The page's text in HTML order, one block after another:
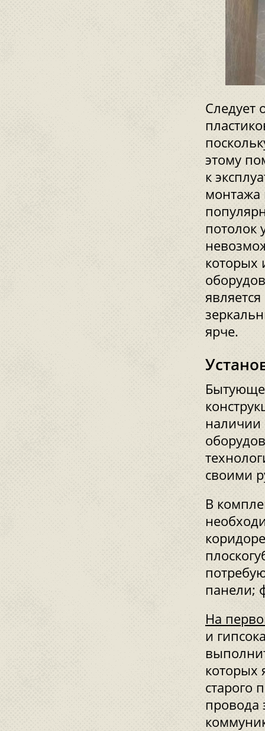
Следует
этому
к
монтажа
потолок
которых
ярче.
наличии
своими
В
панели;
На
и
которых
старого
провода